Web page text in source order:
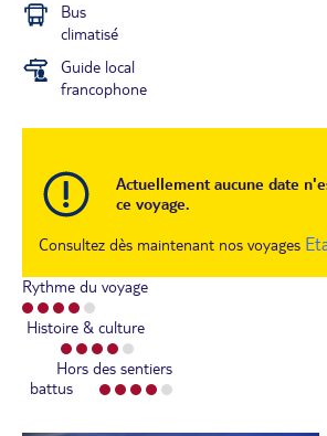
Bus
climatisé
Guide local
francophone
Actuellement aucune date
ce voyage.
Consultez dès maintenant nos voyages
Rythme du voyage
Histoire & culture
Hors des sentiers
battus